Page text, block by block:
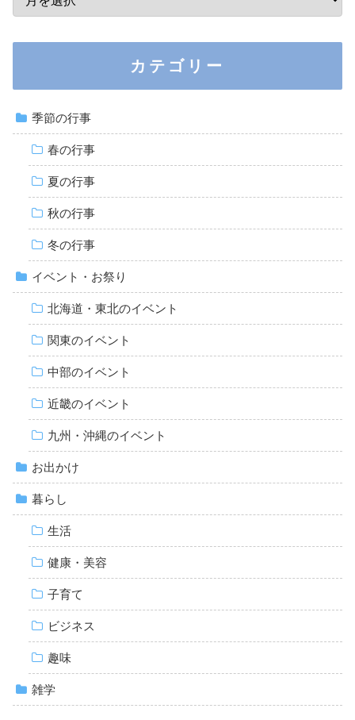
カテゴリー
季節の行事
春の行事
夏の行事
秋の行事
冬の行事
イベント・お祭り
北海道・東北のイベント
関東のイベント
中部のイベント
近畿のイベント
九州・沖縄のイベント
お出かけ
暮らし
生活
健康・美容
子育て
ビジネス
趣味
雑学